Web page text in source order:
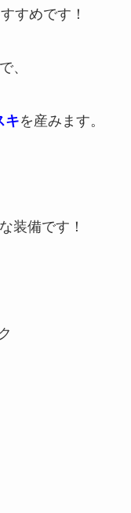
すめです！
、
キを産みます。
装備です！